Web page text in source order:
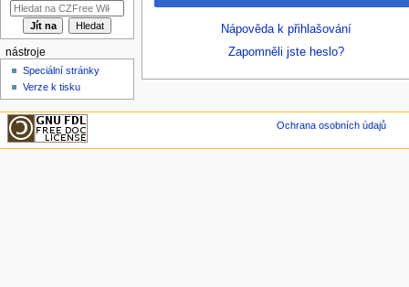
Nápověda k přihlašování
Zapomněli jste heslo?
nástroje
Speciální stránky
Verze k tisku
Ochrana osobních údajů